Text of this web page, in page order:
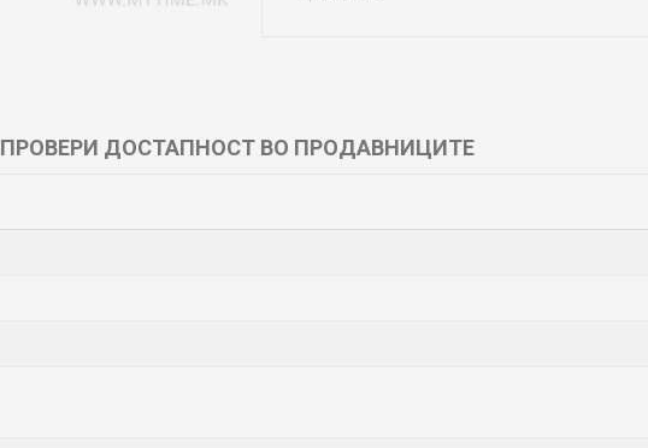
ПРОВЕРИ ДОСТАПНОСТ ВО ПРОДАВНИЦИТЕ